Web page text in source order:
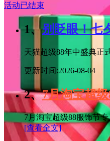
活动已结束
1、别眨眼！七
天猫超级88年中盛典正
更新时间:2026-08-04
2、7月淘宝超
7月淘宝超级88服饰节
[查看全文]